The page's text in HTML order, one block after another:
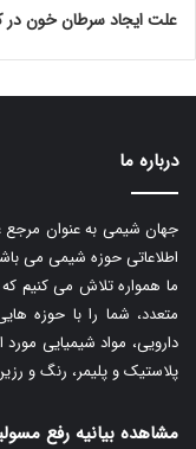
علت ایجاد سرطان خون
درباره ما
جهان شیمی به عنوان مرجع
اطلاعاتی حوزه شیمی می
ما همواره تلاش می کنیم
متعدد، شما را با حوزه
دارویی، مواد شیمیایی
پلاستیک و پلیمر، رنگ و
مشاهده بیانیه رفع